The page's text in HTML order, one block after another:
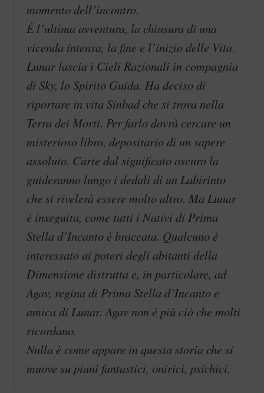
momento dell’incontro.
È l’ultima avventura, la chiusura di una
vicenda intensa, la fine e l’inizio delle Vita.
Lunar lascia i Cieli Razionali in compagnia
di Sky, lo Spirito Guida. Ha deciso di
riportare in vita Sinbad che si trova nella
Terra dei Morti. Per farlo dovrà cercare un
misterioso libro, depositario di un sapere
assoluto. Carte dal significato oscuro la
guideranno lungo i dedali di un Labirinto
che si rivelerà essere molto altro. Ma Lunar
è inseguita, come tutti i Nativi di Prima
Stella d’Incanto è braccata. Qualcuno è
interessato ai poteri degli abitanti della
Dimensione distrutta e, in particolare, ad
Agav, regina di Prima Stella d’Incanto e
amica di Lunar. Agav non è più ciò che molti
ricordano.
Nulla è come appare in questa storia che si
muove su piani fantastici, onirici, psichici.